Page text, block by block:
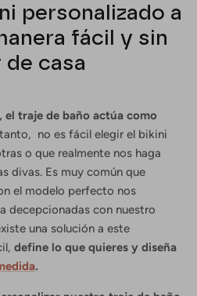
personalizado a
fácil y sin
de casa
el traje de baño actúa como
no es fácil elegir el bikini
o que realmente nos haga
divas. Es muy común que
el modelo perfecto nos
decepcionadas con nuestro
una solución a este
define lo que quieres y diseña
.